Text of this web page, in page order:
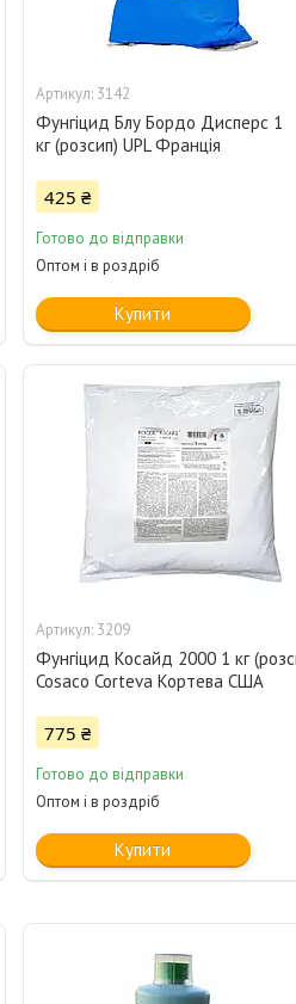
3142
Фунгіцид Блу Бордо Дисперс 1
кг (розсип) UPL Франція
425 ₴
Готово до відправки
Оптом і в роздріб
Купити
3209
Фунгіцид Косайд 2000 1 кг
Cosaco Corteva Кортева США
775 ₴
Готово до відправки
Оптом і в роздріб
Купити